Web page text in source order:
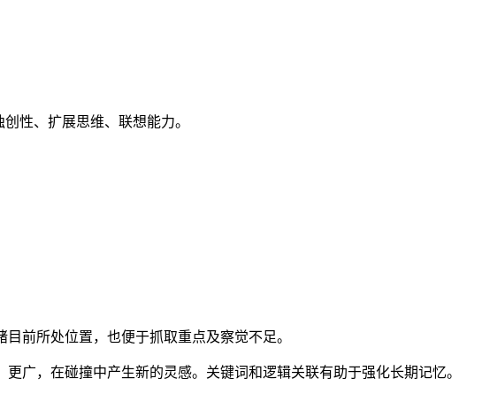
性、扩展思维、联想能力。
前所处位置，也便于抓取重点及察觉不足。
广，在碰撞中产生新的灵感。关键词和逻辑关联有助于强化长期记忆。